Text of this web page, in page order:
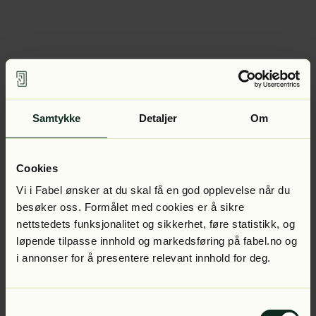
Samtykke Detaljer Om
Cookies
Vi i Fabel ønsker at du skal få en god opplevelse når du
besøker oss. Formålet med cookies er å sikre
nettstedets funksjonalitet og sikkerhet, føre statistikk, og
løpende tilpasse innhold og markedsføring på fabel.no og
i annonser for å presentere relevant innhold for deg.